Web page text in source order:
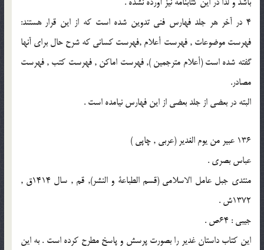
4 در آخر هر جلد فهارس فنى تدوين شده است كه از اين قرار هستند:
فهرست موضوعات , فهرست أعلام ,فهرست كسانى كه شرح حال براى آنها
گفته شده است (أعلام مترجمين ), فهرست اماكن , فهرست كتب , فهرست
مصادر.
البته در بعضى از جلد بعضى از اين فهارس نيامده است .
136 عبير من يوم الغدير (عربى , چاپى )
عباس بصرى .
منتدى جبل عامل الاسلامى (قسم الطباعة و النشر), قم , سال 1414ق ,
1372ش .
جيبى : 64ص .
اين كتاب داستان غدير را بصورت پرسش و پاسخ مطرح كرده است . به اين